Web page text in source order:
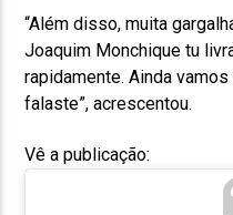
“Além disso, muita
Joaquim Monchique tu
rapidamente. Ainda
falaste”, acrescentou.
Vê a publicação: